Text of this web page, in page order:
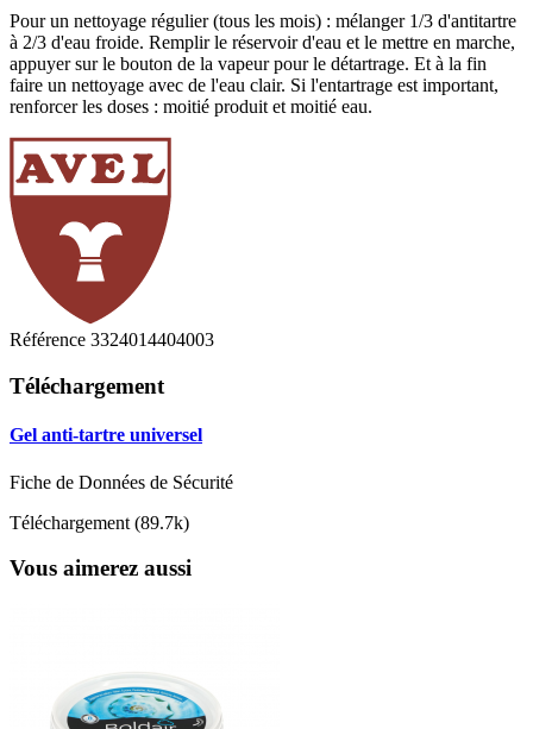
Pour un nettoyage régulier (tous les mois) : mélanger 1/3 d'antitartre
à 2/3 d'eau froide. Remplir le réservoir d'eau et le mettre en marche,
appuyer sur le bouton de la vapeur pour le détartrage. Et à la fin
faire un nettoyage avec de l'eau clair. Si l'entartrage est important,
renforcer les doses : moitié produit et moitié eau.
Référence 3324014404003
Téléchargement
Gel anti-tartre universel
Fiche de Données de Sécurité
Téléchargement (89.7k)
Vous aimerez aussi